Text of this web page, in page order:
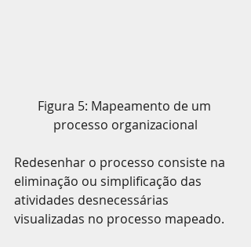
Figura 5: Mapeamento de um
processo organizacional
Redesenhar o processo consiste na
eliminação ou simplificação das
atividades desnecessárias
visualizadas no processo mapeado.